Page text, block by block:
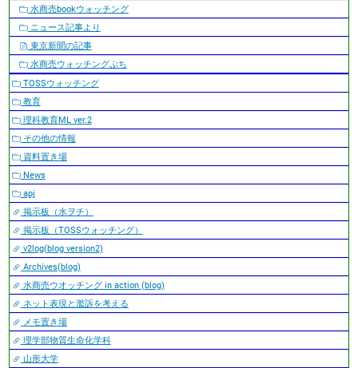
水商売bookウォッチング
ニュース記事より
東京新聞の記事
水商売ウォッチングぷち
TOSSウォッチング
教育
理科教育ML ver.2
その他の情報
資料置き場
News
apj
掲示板（水ヲチ）
掲示板（TOSSウォッチング）
v2log(blog version2)
Archives(blog)
水商売ウオッチング in action (blog)
ネット表現と濫訴を考える
メモ置き場
理学部物質生命化学科
山形大学